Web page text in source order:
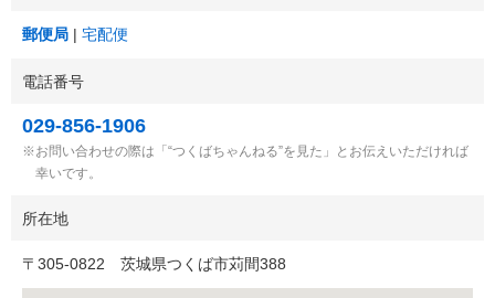
郵便局 宅配便
電話番号
029-856-1906
お問い合わせの際は「“つくばちゃんねる”を見た」とお伝えいただければ
幸いです。
所在地
〒 305-0822 茨城県つくば市苅間388